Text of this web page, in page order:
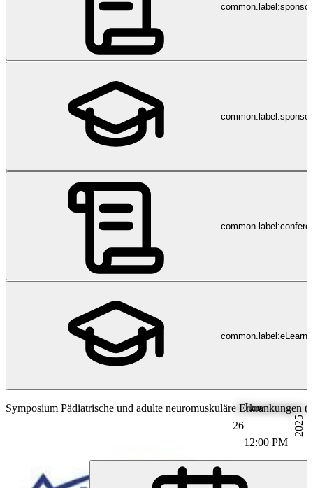
26
June
12:00 PM
2025
Symposium Pädiatrische und adulte neuromuskuläre Erkrankungen